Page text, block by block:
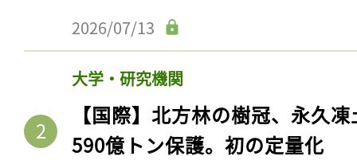
2026/07/13
大学・研究機関
【国際】北方林の樹冠、永久
590億トン保護。初の定量化